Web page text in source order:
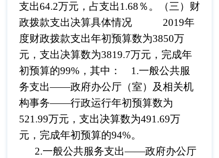
支出64.2万元，占支出1.68％。
（三）财
政拨款支出决算具体情况
2019年
度财政拨款支出年初预算数为3850万
元，支出决算数为3819.7万元，完成年
初预算的99%，其中：
1.一般公共服
务支出——政府办公厅（室）及相关机
构事务——行政运行年初预算数为
521.99万元，支出决算数为491.69万
元，完成年初预算的94%。
2.一般公共服务支出——政府办公厅